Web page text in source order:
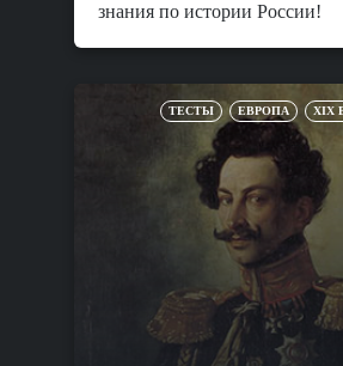
знания по истории России!
ТЕСТЫ ЕВРОПА XIX